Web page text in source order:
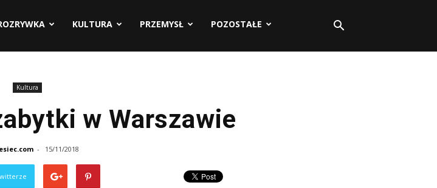
KULTURA PRZEMYSŁ POZOSTAŁE
Kultura
w Warszawie
- 15/11/2018